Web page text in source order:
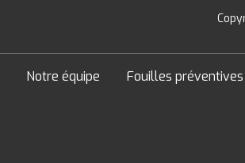
Notre équipe Fouilles préventives